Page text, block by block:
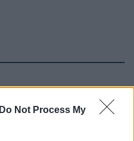
Do Not Process My